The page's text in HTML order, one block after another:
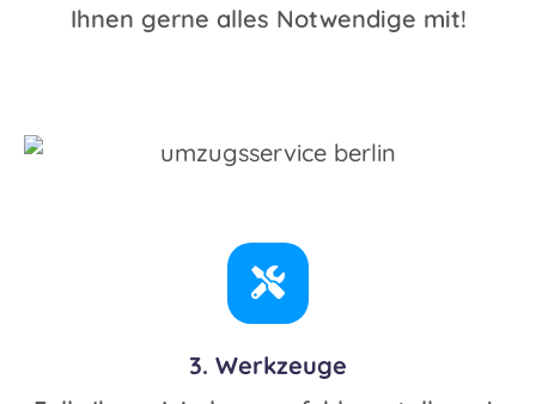
Ihnen gerne alles Notwendige mit!
3. Werkzeuge